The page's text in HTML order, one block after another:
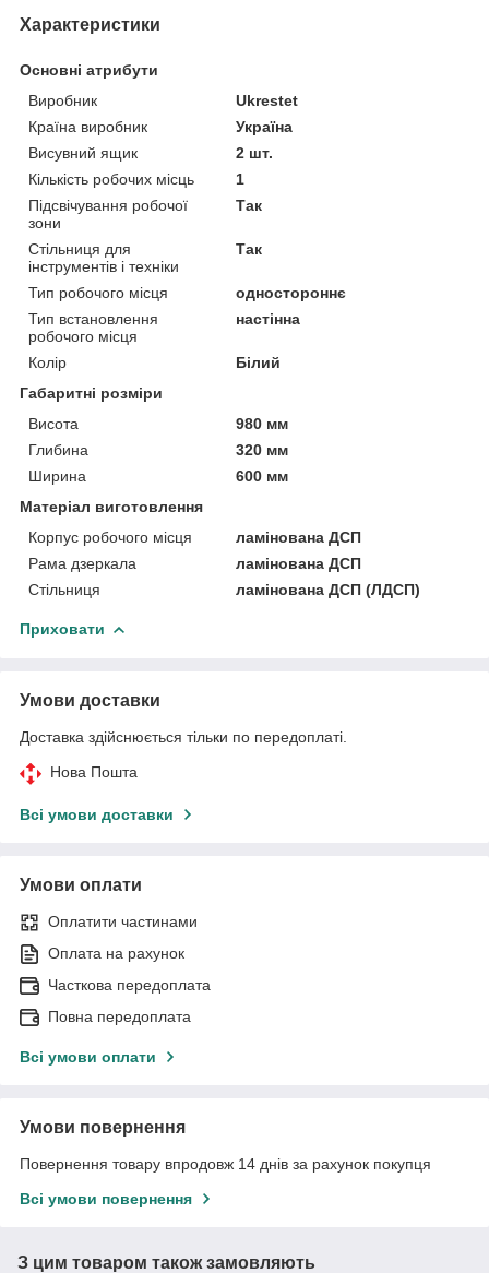
Характеристики
Основні атрибути
Виробник
Ukrestet
Країна виробник
Україна
Висувний ящик
2 шт.
Кількість робочих місць
1
Підсвічування робочої
зони
Так
Стільниця для
інструментів і техніки
Так
Тип робочого місця
одностороннє
Тип встановлення
робочого місця
настінна
Колір
Білий
Габаритні розміри
Висота
980 мм
Глибина
320 мм
Ширина
600 мм
Матеріал виготовлення
Корпус робочого місця
ламінована ДСП
Рама дзеркала
ламінована ДСП
Стільниця
ламінована ДСП (ЛДСП)
Приховати
Умови доставки
Доставка здійснюється тільки по передоплаті.
Нова Пошта
Всі умови доставки
Умови оплати
Оплатити частинами
Оплата на рахунок
Часткова передоплата
Повна передоплата
Всі умови оплати
Умови повернення
Повернення товару впродовж 14 днів за рахунок покупця
Всі умови повернення
З цим товаром також замовляють